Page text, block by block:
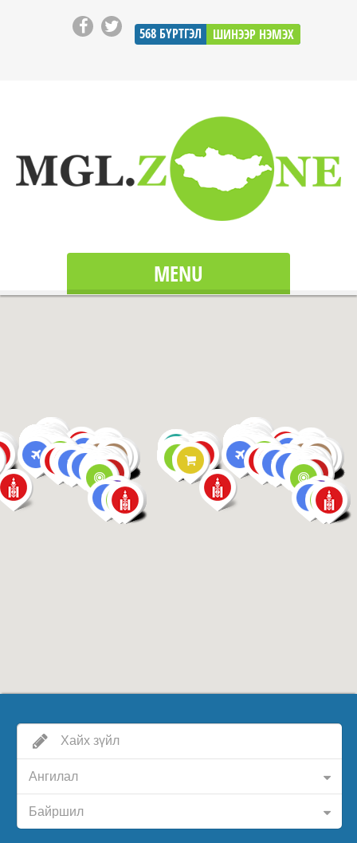
568 БҮРТГЭЛ ШИНЭЭР НЭМЭХ
MENU
Ангилал
Байршил